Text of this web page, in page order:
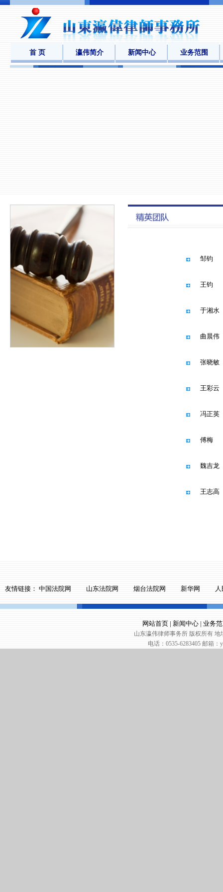
首 页 瀛伟简介 新闻中心 业务范围
邹钧
王钧
于湘水
曲晨伟
张晓敏
王彩云
冯正英
傅梅
魏吉龙
王志高
友情链接： 中国法院网 山东法院网 烟台法院网 新华网
网站首页 | 新闻中心 | 业务
山东瀛伟律师事务所 版权所有
电话：0535-6283405 邮箱：